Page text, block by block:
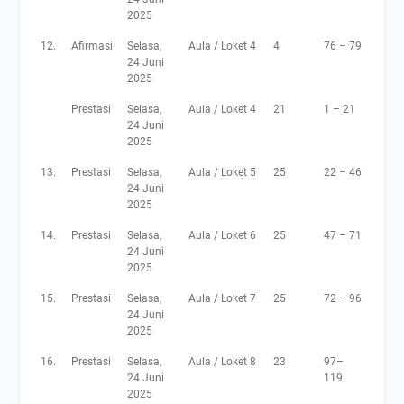
2025
12. Afirmasi
Selasa,
24 Juni
2025
Aula / Loket 4 4 76 – 79
Prestasi
Selasa,
24 Juni
2025
Aula / Loket 4 21 1 – 21
13. Prestasi
Selasa,
24 Juni
2025
Aula / Loket 5 25 22 – 46
14. Prestasi
Selasa,
24 Juni
2025
Aula / Loket 6 25 47 – 71
15. Prestasi
Selasa,
24 Juni
2025
Aula / Loket 7 25 72 – 96
16. Prestasi
Selasa,
24 Juni
2025
Aula / Loket 8 23
97–
119